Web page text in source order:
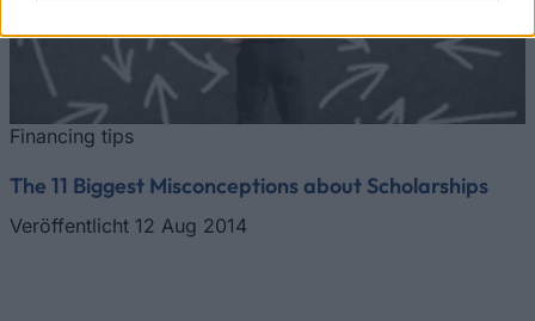
Financing tips
The 11 Biggest Misconceptions about Scholarships
Veröffentlicht 12 Aug 2014